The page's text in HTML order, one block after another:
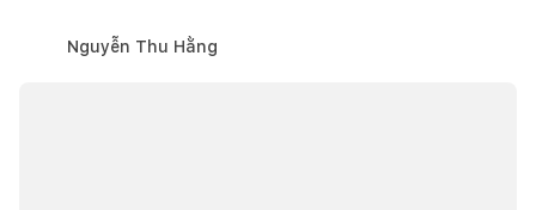
Nguyễn Thu Hằng